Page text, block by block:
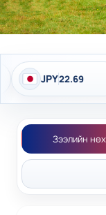
JPY22.69
Зээлийн